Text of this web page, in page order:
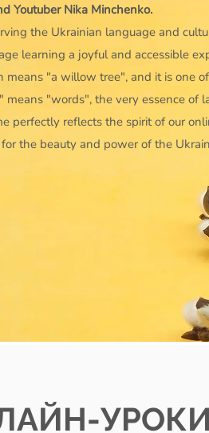
Youtuber Nika Minchenko.
the Ukrainian language and
learning a joyful and accessible
means "a willow tree", and it is one
means "words", the very essence of
perfectly reflects the spirit of our
the beauty and power of the
УРОКИ